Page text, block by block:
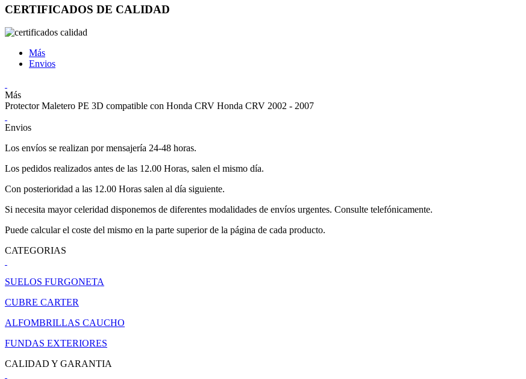
CERTIFICADOS DE CALIDAD
Más
Envios
Más
Protector Maletero PE 3D compatible con Honda CRV Honda CRV 2002 - 2007
Envios
Los envíos se realizan por mensajería 24-48 horas.
Los pedidos realizados antes de las 12.00 Horas, salen el mismo día.
Con posterioridad a las 12.00 Horas salen al día siguiente.
Si necesita mayor celeridad disponemos de diferentes modalidades de envíos urgentes. Consulte telefónicamente.
Puede calcular el coste del mismo en la parte superior de la página de cada producto.
CATEGORIAS
SUELOS FURGONETA
CUBRE CARTER
ALFOMBRILLAS CAUCHO
FUNDAS EXTERIORES
CALIDAD Y GARANTIA